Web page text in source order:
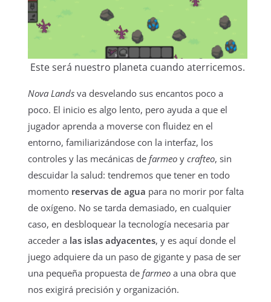
Este será nuestro planeta cuando aterricemos.
Nova Lands va desvelando sus encantos poco a
poco. El inicio es algo lento, pero ayuda a que el
jugador aprenda a moverse con fluidez en el
entorno, familiarizándose con la interfaz, los
controles y las mecánicas de farmeo y crafteo, sin
descuidar la salud: tendremos que tener en todo
momento reservas de agua para no morir por falta
de oxígeno. No se tarda demasiado, en cualquier
caso, en desbloquear la tecnología necesaria par
acceder a las islas adyacentes, y es aquí donde el
juego adquiere da un paso de gigante y pasa de ser
una pequeña propuesta de farmeo a una obra que
nos exigirá precisión y organización.